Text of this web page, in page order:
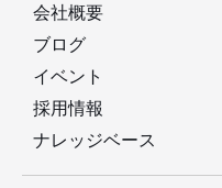
会社概要
ブログ
イベント
採用情報
ナレッジベース